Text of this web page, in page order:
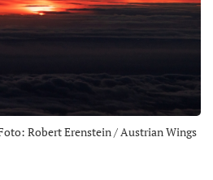
Robert Erenstein / Austrian Wings